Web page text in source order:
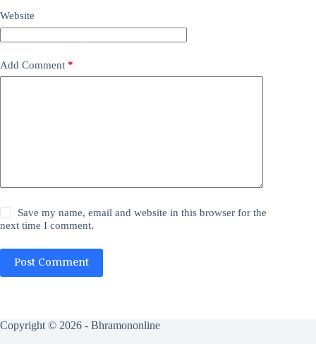
Website
Add Comment *
Save my name, email and website in this browser for the
next time I comment.
Post Comment
Copyright © 2026 - Bhramononline